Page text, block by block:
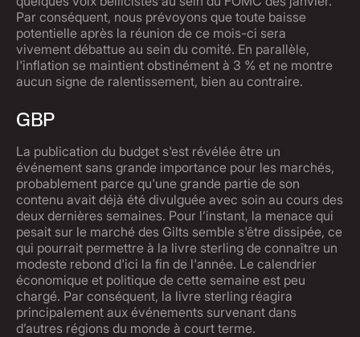
Par conséquent, nous prévoyons que toute baisse
potentielle après la réunion de ce mois-ci sera
vivement débattue au sein du comité. En parallèle,
l'inflation se maintient obstinément à 3 % et ne montre
aucun signe de ralentissement, bien au contraire.
GBP
La publication du budget s'est révélée être un
événement sans grande importance pour les marchés,
probablement parce qu'une grande partie de son
contenu avait déjà été divulguée avec soin au cours des
deux dernières semaines. Pour l’instant, la menace qui
pesait sur le marché des Gilts semble s'être dissipée, ce
qui pourrait permettre à la livre sterling de connaître un
modeste rebond d'ici la fin de l'année. Le calendrier
économique et politique de cette semaine est peu
chargé. Par conséquent, la livre sterling réagira
principalement aux événements survenant dans
d’autres régions du monde à court terme.